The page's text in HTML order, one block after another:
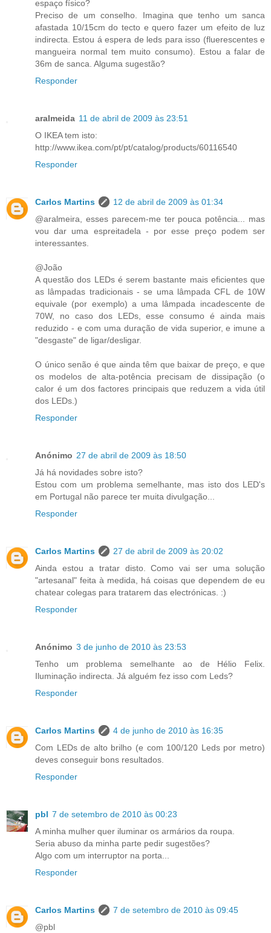
espaço físico?
Preciso de um conselho. Imagina que tenho um sanca
afastada 10/15cm do tecto e quero fazer um efeito de luz
indirecta. Estou á espera de leds para isso (fluerescentes e
mangueira normal tem muito consumo). Estou a falar de
36m de sanca. Alguma sugestão?
Responder
aralmeida 11 de abril de 2009 às 23:51
O IKEA tem isto:
http://www.ikea.com/pt/pt/catalog/products/60116540
Responder
Carlos Martins
12 de abril de 2009 às 01:34
@aralmeira, esses parecem-me ter pouca potência... mas
vou dar uma espreitadela - por esse preço podem ser
interessantes.
@João
A questão dos LEDs é serem bastante mais eficientes que
as lâmpadas tradicionais - se uma lâmpada CFL de 10W
equivale (por exemplo) a uma lâmpada incadescente de
70W, no caso dos LEDs, esse consumo é ainda mais
reduzido - e com uma duração de vida superior, e imune a
"desgaste" de ligar/desligar.
O único senão é que ainda têm que baixar de preço, e que
os modelos de alta-potência precisam de dissipação (o
calor é um dos factores principais que reduzem a vida útil
dos LEDs.)
Responder
Anónimo 27 de abril de 2009 às 18:50
Já há novidades sobre isto?
Estou com um problema semelhante, mas isto dos LED's
em Portugal não parece ter muita divulgação...
Responder
Carlos Martins
27 de abril de 2009 às 20:02
Ainda estou a tratar disto. Como vai ser uma solução
"artesanal" feita à medida, há coisas que dependem de eu
chatear colegas para tratarem das electrónicas. :)
Responder
Anónimo 3 de junho de 2010 às 23:53
Tenho um problema semelhante ao de Hélio Felix.
Iluminação indirecta. Já alguém fez isso com Leds?
Responder
Carlos Martins
4 de junho de 2010 às 16:35
Com LEDs de alto brilho (e com 100/120 Leds por metro)
deves conseguir bons resultados.
Responder
pbl 7 de setembro de 2010 às 00:23
A minha mulher quer iluminar os armários da roupa.
Seria abuso da minha parte pedir sugestões?
Algo com um interruptor na porta...
Responder
Carlos Martins
7 de setembro de 2010 às 09:45
@pbl